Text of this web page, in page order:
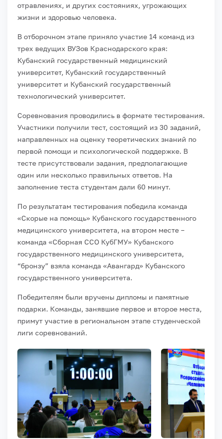
отравлениях, и других состояниях, угрожающих
жизни и здоровью человека.
В отборочном этапе приняло участие 14 команд из
трех ведущих ВУЗов Краснодарского края:
Кубанский государственный медицинский
университет, Кубанский государственный
университет и Кубанский государственный
технологический университет.
Соревнования проводились в формате тестирования.
Участники получили тест, состоящий из 30 заданий,
направленных на оценку теоретических знаний по
первой помощи и психологической поддержке. В
тесте присутствовали задания, предполагающие
один или несколько правильных ответов. На
заполнение теста студентам дали 60 минут.
По результатам тестирования победила команда
«Скорые на помощь» Кубанского государственного
медицинского университета, на втором месте –
команда «Сборная ССО КубГМУ» Кубанского
государственного медицинского университета,
“бронзу” взяла команда «Авангард» Кубанского
государственного университета.
Победителям были вручены дипломы и памятные
подарки. Команды, занявшие первое и второе места,
примут участие в региональном этапе студенческой
лиги соревнований.